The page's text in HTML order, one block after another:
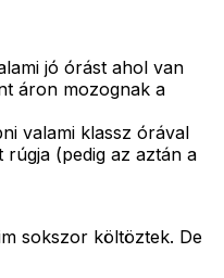
jó órást ahol van
áron mozognak a
valami klassz órával
rúgja (pedig az aztán a
sokszor költöztek. De